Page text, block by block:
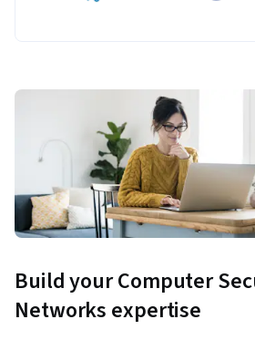
Build your Computer
Networks expertise